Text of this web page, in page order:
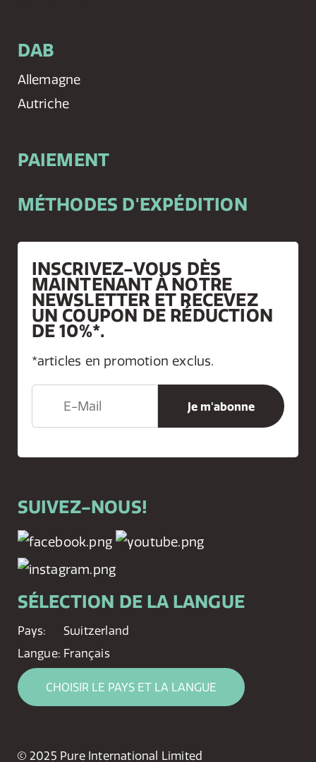
DAB
Allemagne
Autriche
PAIEMENT
MÉTHODES D'EXPÉDITION
INSCRIVEZ-VOUS DÈS
MAINTENANT À NOTRE
NEWSLETTER ET RECEVEZ
UN COUPON DE RÉDUCTION
DE 10%*.
*articles en promotion exclus.
SUIVEZ-NOUS!
SÉLECTION DE LA LANGUE
Pays:
Switzerland
Langue: Français
CHOISIR LE PAYS ET LA LANGUE
© 2025 Pure International Limited